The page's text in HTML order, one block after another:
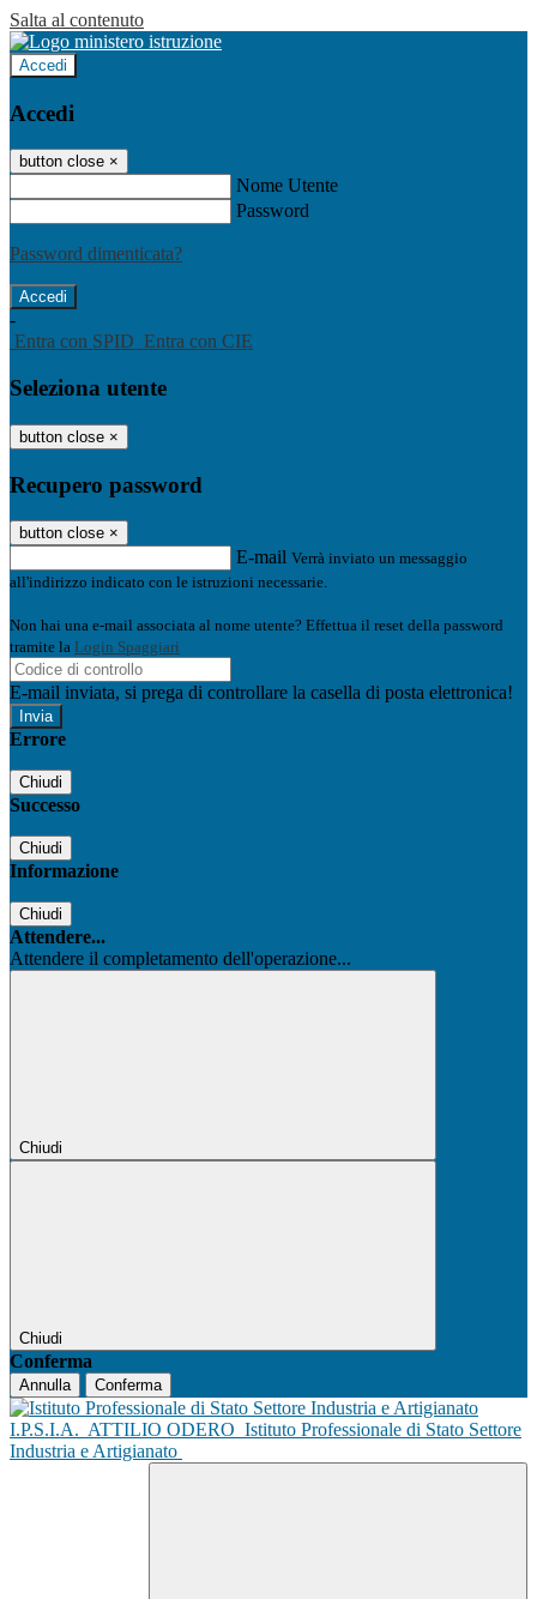
Salta al contenuto
Accedi
Accedi
button close ×
Nome Utente
Password
Password dimenticata?
-
Entra con SPID Entra con CIE
Seleziona utente
button close ×
Recupero password
button close ×
E-mail Verrà inviato un messaggio
all'indirizzo indicato con le istruzioni necessarie.
Non hai una e-mail associata al nome utente? Effettua il reset della password
tramite la Login Spaggiari
E-mail inviata, si prega di controllare la casella di posta elettronica!
Errore
Chiudi
Successo
Chiudi
Informazione
Chiudi
Attendere...
Attendere il completamento dell'operazione...
Chiudi
Chiudi
Conferma
Annulla Conferma
I.P.S.I.A. ATTILIO ODERO Istituto Professionale di Stato Settore
Industria e Artigianato